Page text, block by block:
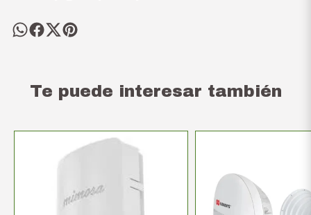
Te puede interesar también